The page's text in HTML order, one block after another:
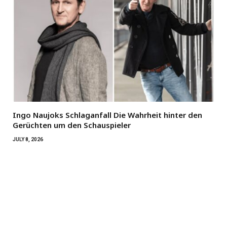
Ingo Naujoks Schlaganfall Die Wahrheit hinter den
Gerüchten um den Schauspieler
JULY 8, 2026